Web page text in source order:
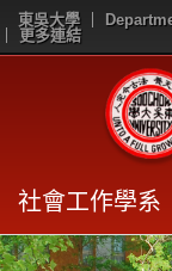
東吳大學
更多連結
社會工作學系